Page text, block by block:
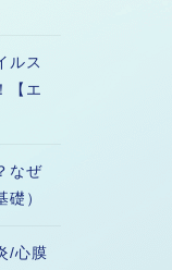
ルス
【エ
なぜ
）
/心膜